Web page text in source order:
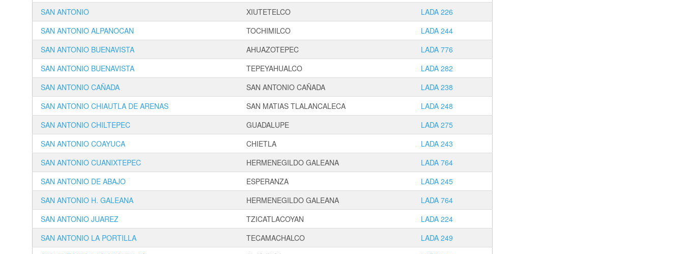
SAN ANTONIO
XIUTETELCO
LADA 226
SAN ANTONIO ALPANOCAN
TOCHIMILCO
LADA 244
SAN ANTONIO BUENAVISTA
AHUAZOTEPEC
LADA 776
SAN ANTONIO BUENAVISTA
TEPEYAHUALCO
LADA 282
SAN ANTONIO CAÑADA
SAN ANTONIO CAÑADA
LADA 238
SAN ANTONIO CHIAUTLA DE ARENAS
SAN MATIAS TLALANCALECA
LADA 248
SAN ANTONIO CHILTEPEC
GUADALUPE
LADA 275
SAN ANTONIO COAYUCA
CHIETLA
LADA 243
SAN ANTONIO CUANIXTEPEC
HERMENEGILDO GALEANA
LADA 764
SAN ANTONIO DE ABAJO
ESPERANZA
LADA 245
SAN ANTONIO H. GALEANA
HERMENEGILDO GALEANA
LADA 764
SAN ANTONIO JUAREZ
TZICATLACOYAN
LADA 224
SAN ANTONIO LA PORTILLA
TECAMACHALCO
LADA 249